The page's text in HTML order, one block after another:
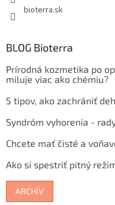
bioterra.sk
BLOG Bioterra
Prírodná kozmetika po
miluje viac ako chémiu?
5 tipov, ako zachrániť
Syndróm vyhorenia -
Chcete mať čisté a
Ako si spestriť pitný
ARCHÍV